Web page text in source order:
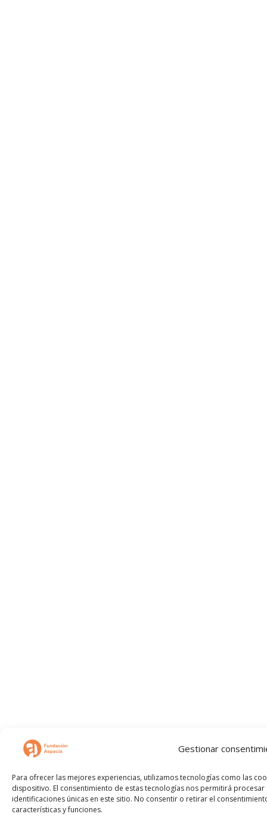
Gestionar
Para ofrecer las mejores experiencias, utilizamos tecnologías como las
dispositivo. El consentimiento de estas tecnologías nos permitirá
identificaciones únicas en este sitio. No consentir o retirar el
características y funciones.